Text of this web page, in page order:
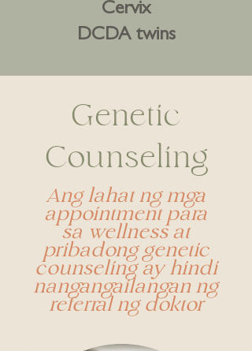
Cervix
DCDA twins
Genetic
Counseling
Ang lahat ng mga
appointment para
sa wellness at
pribadong genetic
counseling ay hindi
nangangailangan ng
referral ng doktor